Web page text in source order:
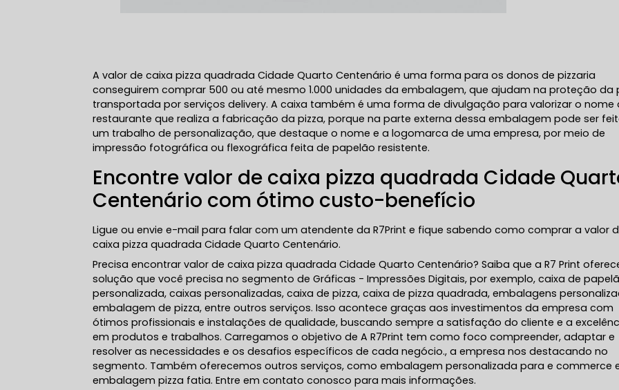
A valor de caixa pizza quadrada Cidade Quarto Centenário é uma forma para os donos de pizzaria
conseguirem comprar 500 ou até mesmo 1.000 unidades da embalagem, que ajudam na proteção da
transportada por serviços delivery. A caixa também é uma forma de divulgação para valorizar o nome
restaurante que realiza a fabricação da pizza, porque na parte externa dessa embalagem pode ser
um trabalho de personalização, que destaque o nome e a logomarca de uma empresa, por meio de
impressão fotográfica ou flexográfica feita de papelão resistente.
Encontre valor de caixa pizza quadrada Cidade
Centenário com ótimo custo-benefício
Ligue ou envie e-mail para falar com um atendente da R7Print e fique sabendo como comprar a valor
caixa pizza quadrada Cidade Quarto Centenário.
Precisa encontrar valor de caixa pizza quadrada Cidade Quarto Centenário? Saiba que a R7 Print
solução que você precisa no segmento de Gráficas - Impressões Digitais, por exemplo, caixa de
personalizada, caixas personalizadas, caixa de pizza, caixa de pizza quadrada, embalagens
embalagem de pizza, entre outros serviços. Isso acontece graças aos investimentos da empresa com
ótimos profissionais e instalações de qualidade, buscando sempre a satisfação do cliente e a
em produtos e trabalhos. Carregamos o objetivo de A R7Print tem como foco compreender, adaptar e
resolver as necessidades e os desafios específicos de cada negócio., a empresa nos destacando no
segmento. Também oferecemos outros serviços, como embalagem personalizada para e commerce
embalagem pizza fatia. Entre em contato conosco para mais informações.